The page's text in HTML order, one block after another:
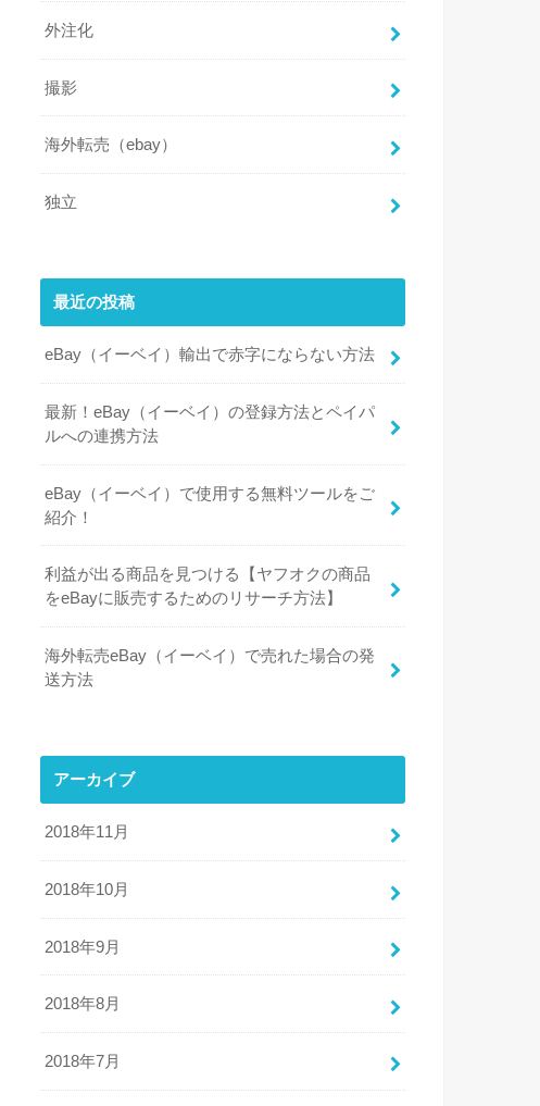
外注化
撮影
海外転売（ebay）
独立
最近の投稿
eBay（イーベイ）輸出で赤字にならない方法
最新！eBay（イーベイ）の登録方法とペイパ
ルへの連携方法
eBay（イーベイ）で使用する無料ツールをご
紹介！
利益が出る商品を見つける【ヤフオクの商品
をeBayに販売するためのリサーチ方法】
海外転売eBay（イーベイ）で売れた場合の発
送方法
アーカイブ
2018年11月
2018年10月
2018年9月
2018年8月
2018年7月